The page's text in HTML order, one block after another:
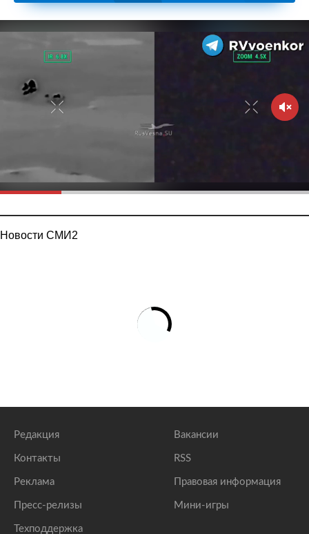
Новости СМИ2
Редакция
Контакты
Реклама
Пресс-релизы
Техподдержка
Вакансии
RSS
Правовая информация
Мини-игры